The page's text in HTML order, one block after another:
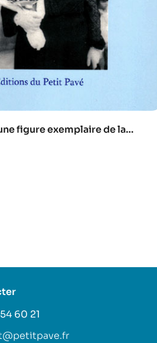
figure exemplaire de la
60 21